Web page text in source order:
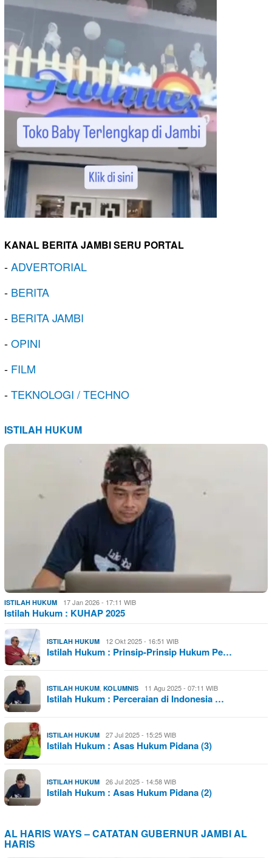
KANAL BERITA JAMBI SERU PORTAL
-ADVERTORIAL
- BERITA
- BERITA JAMBI
-OPINI
- FILM
-TEKNOLOGI / TECHNO
ISTILAH HUKUM
ISTILAH HUKUM 17 Jan 2026 - 17:11 WIB
Istilah Hukum : KUHAP 2025
ISTILAH HUKUM 12 Okt 2025 - 16:51 WIB
Istilah Hukum : Prinsip-Prinsip Hukum Pe…
ISTILAH HUKUM, KOLUMNIS 11 Agu 2025 - 07:11 WIB
Istilah Hukum : Perceraian di Indonesia …
ISTILAH HUKUM 27 Jul 2025 - 15:25 WIB
Istilah Hukum : Asas Hukum Pidana (3)
ISTILAH HUKUM 26 Jul 2025 - 14:58 WIB
Istilah Hukum : Asas Hukum Pidana (2)
AL HARIS WAYS – CATATAN GUBERNUR JAMBI AL
HARIS